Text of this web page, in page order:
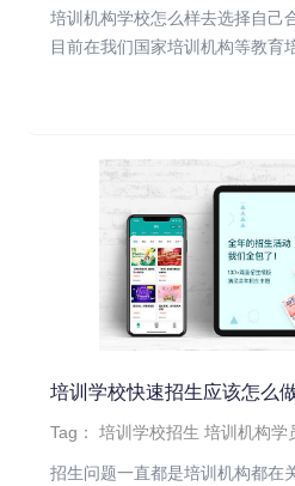
培训机构学校怎么样去选择自己
目前在我们国家培训机构等教育
培训学校快速招生应该怎么
Tag：培训学校招生 培训机构学
招生问题一直都是培训机构都在